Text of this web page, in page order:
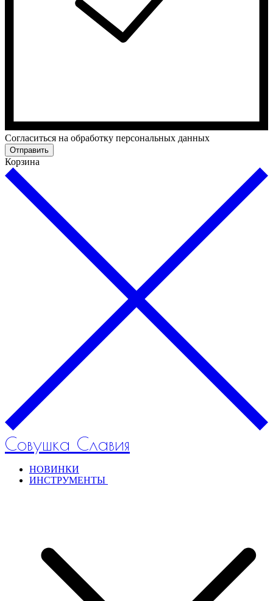
Cогласиться на обработку персональных данных
Отправить
Корзина
Совушка Славия
НОВИНКИ
ИНСТРУМЕНТЫ